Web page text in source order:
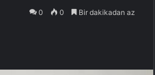
0 0 Bir dakikadan az